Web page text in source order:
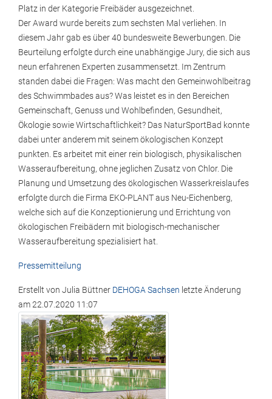
Platz in der Kategorie Freibäder ausgezeichnet.
Der Award wurde bereits zum sechsten Mal verliehen. In
diesem Jahr gab es über 40 bundesweite Bewerbungen. Die
Beurteilung erfolgte durch eine unabhängige Jury, die sich aus
neun erfahrenen Experten zusammensetzt. Im Zentrum
standen dabei die Fragen: Was macht den Gemeinwohlbeitrag
des Schwimmbades aus? Was leistet es in den Bereichen
Gemeinschaft, Genuss und Wohlbefinden, Gesundheit,
Ökologie sowie Wirtschaftlichkeit? Das NaturSportBad konnte
dabei unter anderem mit seinem ökologischen Konzept
punkten. Es arbeitet mit einer rein biologisch, physikalischen
Wasseraufbereitung, ohne jeglichen Zusatz von Chlor. Die
Planung und Umsetzung des ökologischen Wasserkreislaufes
erfolgte durch die Firma EKO-PLANT aus Neu-Eichenberg,
welche sich auf die Konzeptionierung und Errichtung von
ökologischen Freibädern mit biologisch-mechanischer
Wasseraufbereitung spezialisiert hat.
Pressemitteilung
Erstellt von Julia Büttner DEHOGA Sachsen letzte Änderung
am22.07.2020 11:07